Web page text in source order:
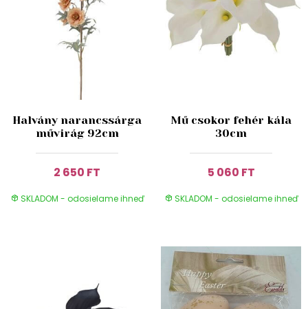
Halvány narancssárga
művirág 92cm
2 650 FT
SKLADOM - odosielame ihneď
Mű csokor fehér kála
30cm
5 060 FT
SKLADOM - odosielame ihneď